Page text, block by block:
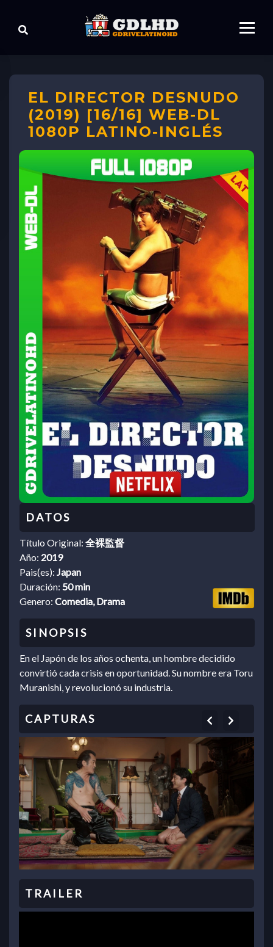
EL DIRECTOR DESNUDO
(2019) [16/16] WEB-DL
1080P LATINO-INGLÉS
Título Original: 全裸監督
Año: 2019
Pais(es): Japan
Duración: 50 min
Genero: Comedia, Drama
En el Japón de los años ochenta, un hombre decidido
convirtió cada crisis en oportunidad. Su nombre era Toru
Muranishi, y revolucionó su industria.
Previous